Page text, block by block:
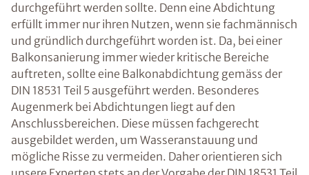
durchgeführt werden sollte. Denn eine Abdichtung
erfüllt immer nur ihren Nutzen, wenn sie fachmännisch
und gründlich durchgeführt worden ist. Da, bei einer
Balkonsanierung immer wieder kritische Bereiche
auftreten, sollte eine Balkonabdichtung gemäss der
DIN 18531 Teil 5 ausgeführt werden. Besonderes
Augenmerk bei Abdichtungen liegt auf den
Anschlussbereichen. Diese müssen fachgerecht
ausgebildet werden, um Wasseranstauung und
mögliche Risse zu vermeiden. Daher orientieren sich